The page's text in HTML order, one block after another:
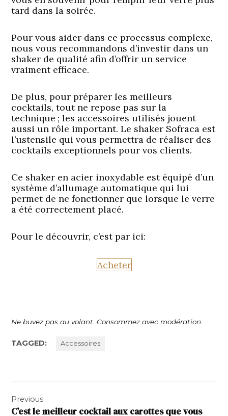
tard dans la soirée.
Pour vous aider dans ce processus complexe,
nous vous recommandons d’investir dans un
shaker de qualité afin d’offrir un service
vraiment efficace.
De plus, pour préparer les meilleurs
cocktails, tout ne repose pas sur la
technique ; les accessoires utilisés jouent
aussi un rôle important. Le shaker Sofraca est
l’ustensile qui vous permettra de réaliser des
cocktails exceptionnels pour vos clients.
Ce shaker en acier inoxydable est équipé d’un
système d’allumage automatique qui lui
permet de ne fonctionner que lorsque le verre
a été correctement placé.
Pour le découvrir, c’est par ici:
Acheter
Ne buvez pas au volant. Consommez avec modération.
TAGGED: Accessoires
de
Previous
C’est le meilleur cocktail aux carottes que vous